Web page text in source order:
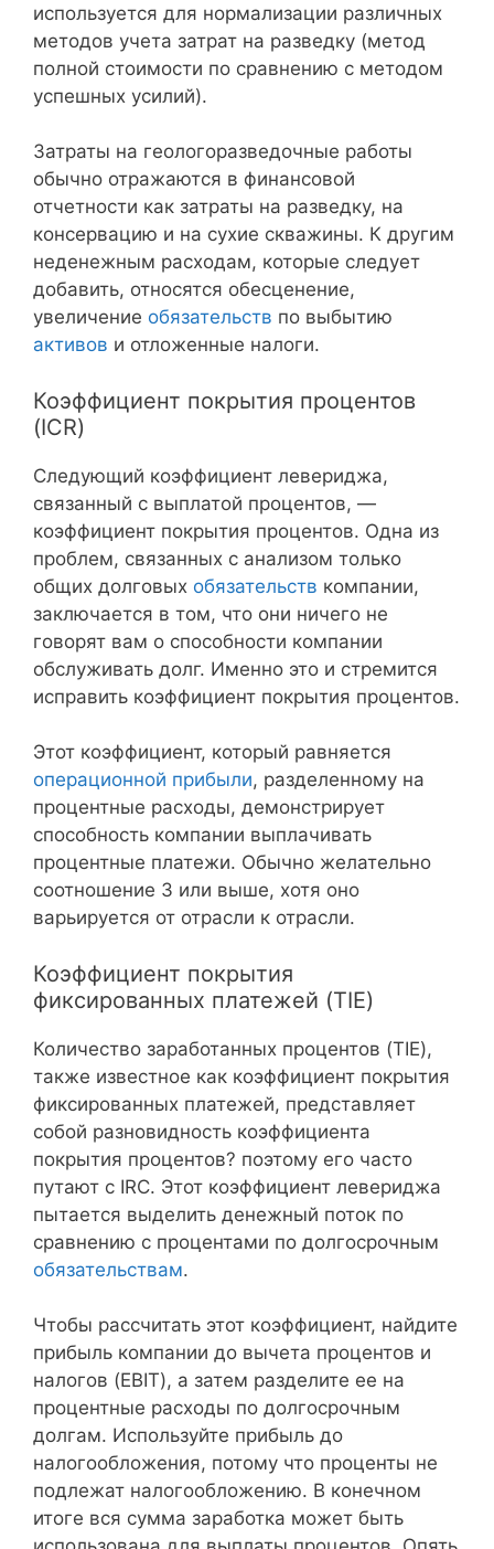
используется для нормализации различных
методов учета затрат на разведку (метод
полной стоимости по сравнению с методом
успешных усилий).
Затраты на геологоразведочные работы
обычно отражаются в финансовой
отчетности как затраты на разведку, на
консервацию и на сухие скважины. К другим
неденежным расходам, которые следует
добавить, относятся обесценение,
увеличение обязательств по выбытию
активов и отложенные налоги.
Коэффициент покрытия процентов
(ICR)
Следующий коэффициент левериджа,
связанный с выплатой процентов, —
коэффициент покрытия процентов. Одна из
проблем, связанных с анализом только
общих долговых обязательств компании,
заключается в том, что они ничего не
говорят вам о способности компании
обслуживать долг. Именно это и стремится
исправить коэффициент покрытия процентов.
Этот коэффициент, который равняется
операционной прибыли, разделенному на
процентные расходы, демонстрирует
способность компании выплачивать
процентные платежи. Обычно желательно
соотношение 3 или выше, хотя оно
варьируется от отрасли к отрасли.
Коэффициент покрытия
фиксированных платежей (TIE)
Количество заработанных процентов (TIE),
также известное как коэффициент покрытия
фиксированных платежей, представляет
собой разновидность коэффициента
покрытия процентов? поэтому его часто
путают с IRC. Этот коэффициент левериджа
пытается выделить денежный поток по
сравнению с процентами по долгосрочным
обязательствам.
Чтобы рассчитать этот коэффициент, найдите
прибыль компании до вычета процентов и
налогов (EBIT), а затем разделите ее на
процентные расходы по долгосрочным
долгам. Используйте прибыль до
налогообложения, потому что проценты не
подлежат налогообложению. В конечном
итоге вся сумма заработка может быть